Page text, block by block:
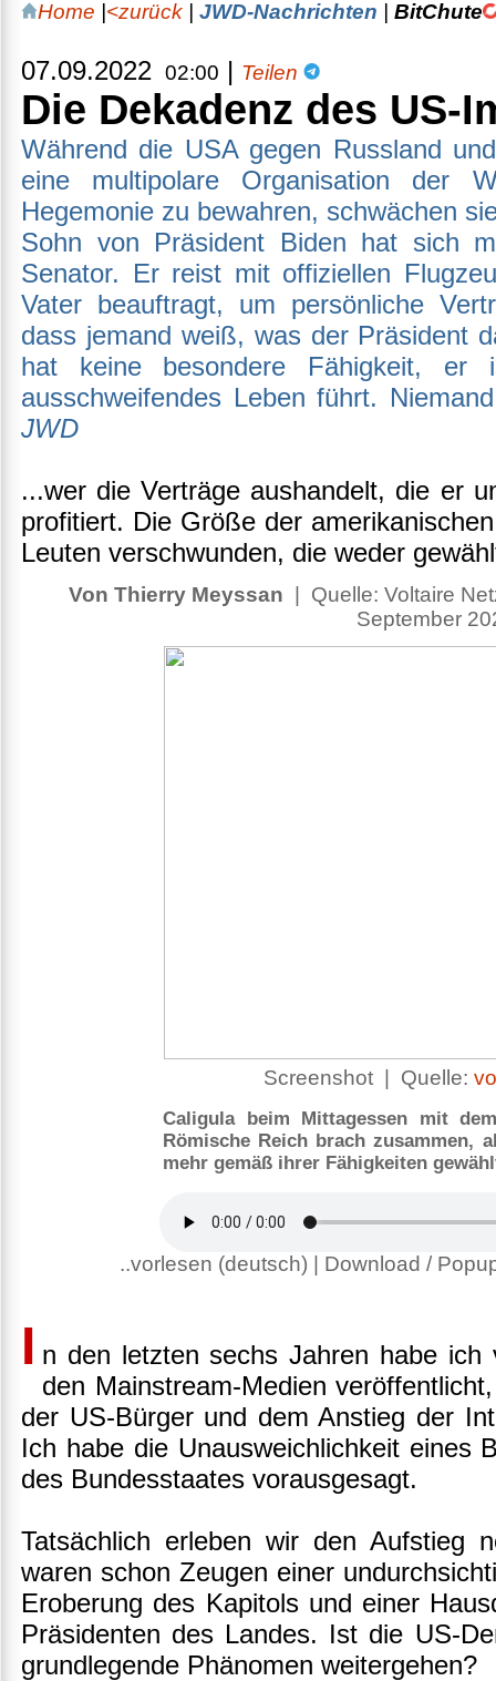
Home <zurück JWD-Nachrichten BitChute
07.09.2022 02:00 | Teilen
Die Dekadenz des US-
Während die USA gegen Russland
eine multipolare Organisation der
Hegemonie zu bewahren, schwächen
Sohn von Präsident Biden hat sich
Senator. Er reist mit offiziellen
Vater beauftragt, um persönliche
dass jemand weiß, was der Präsident
hat keine besondere Fähigkeit,
ausschweifendes Leben führt.
JWD
...wer die Verträge aushandelt, die er
profitiert. Die Größe der
Leuten verschwunden, die weder
Von Thierry Meyssan | Quelle: Voltaire
September
Screenshot | Quelle:
Caligula beim Mittagessen mit
Römische Reich brach zusammen,
mehr gemäß ihrer Fähigkeiten
..vorlesen (deutsch) | Download /
I n den letzten sechs Jahren habe ich
den Mainstream-Medien
der US-Bürger und dem Anstieg der
Ich habe die Unausweichlichkeit eines
des Bundesstaates vorausgesagt.
Tatsächlich erleben wir den Aufstieg
waren schon Zeugen einer
Eroberung des Kapitols und einer
Präsidenten des Landes. Ist die US-
grundlegende Phänomen weitergehen?